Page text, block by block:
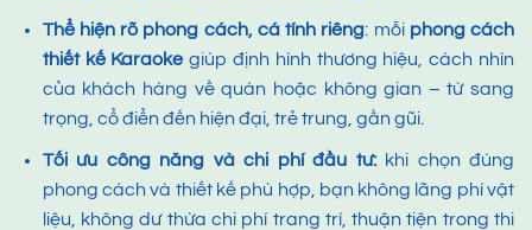
Thể hiện rõ phong cách, cá tính riêng: mỗi phong cách
thiết kế Karaokegiúp định hình thương hiệu, cách nhìn
của khách hàng về quán hoặc không gian – từ sang
trọng, cổ điển đến hiện đại, trẻ trung, gần gũi.
Tối ưu công năng và chi phí đầu tư: khi chọn đúng
phong cách và thiết kế phù hợp, bạn không lãng phí vật
liệu, không dư thừa chi phí trang trí, thuận tiện trong thi